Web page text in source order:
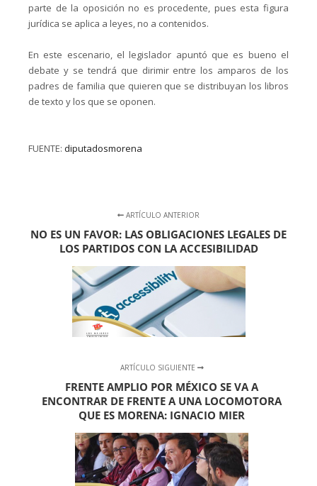
parte de la oposición no es procedente, pues esta figura
jurídica se aplica a leyes, no a contenidos.
En este escenario, el legislador apuntó que es bueno el
debate y se tendrá que dirimir entre los amparos de los
padres de familia que quieren que se distribuyan los libros
de texto y los que se oponen.
FUENTE: diputadosmorena
ARTÍCULO ANTERIOR
NO ES UN FAVOR: LAS OBLIGACIONES LEGALES DE
LOS PARTIDOS CON LA ACCESIBILIDAD
ARTÍCULO SIGUIENTE
FRENTE AMPLIO POR MÉXICO SE VA A
ENCONTRAR DE FRENTE A UNA LOCOMOTORA
QUE ES MORENA: IGNACIO MIER